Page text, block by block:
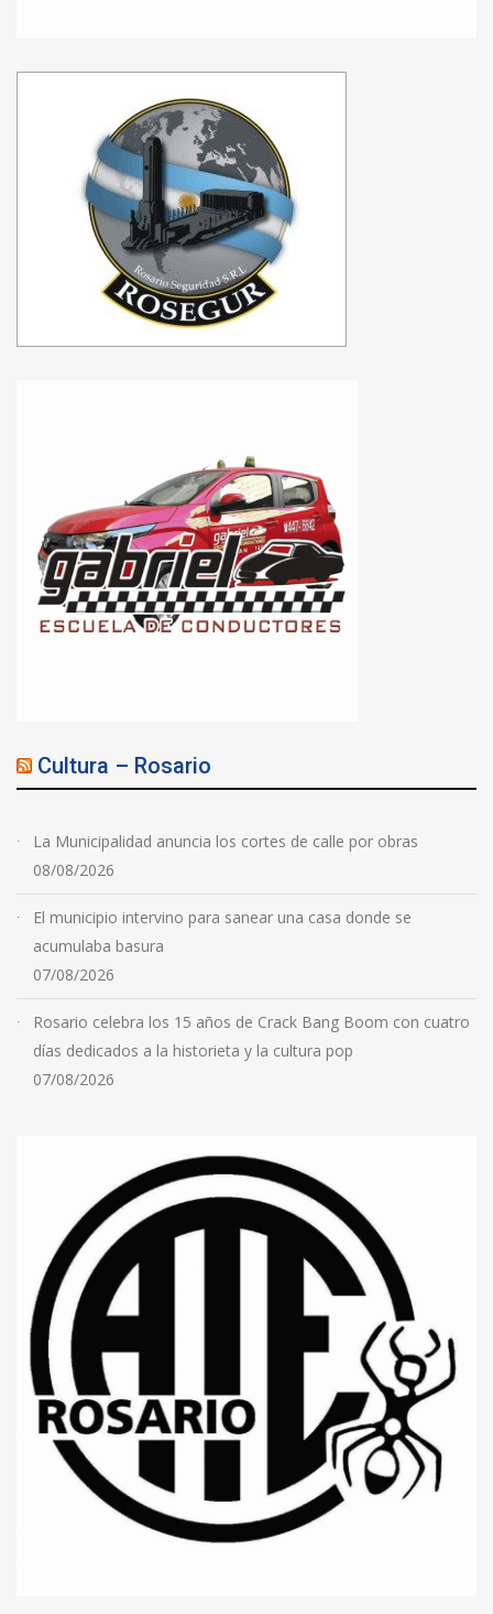
Cultura – Rosario
La Municipalidad anuncia los cortes de calle por obras
08/08/2026
El municipio intervino para sanear una casa donde se
acumulaba basura
07/08/2026
Rosario celebra los 15 años de Crack Bang Boom con cuatro
días dedicados a la historieta y la cultura pop
07/08/2026